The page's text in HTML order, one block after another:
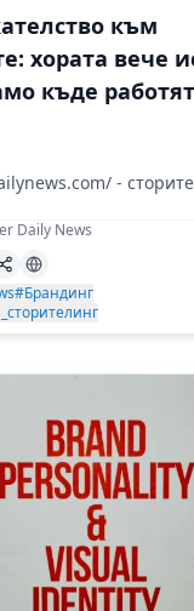
към
хората вече
къде
-
Daily News
#Брандинг